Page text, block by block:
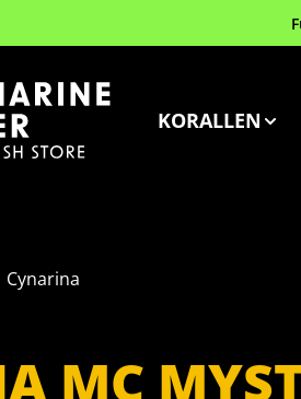
KORALLEN
Cynarina
MC